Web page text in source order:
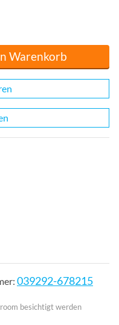
Warenkorb
039292-678215
besichtigt werden